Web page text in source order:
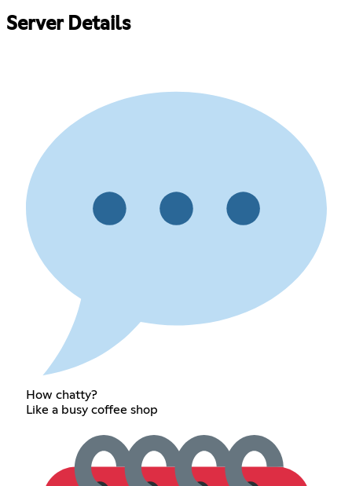
Server Details
How chatty?
Like a busy coffee shop